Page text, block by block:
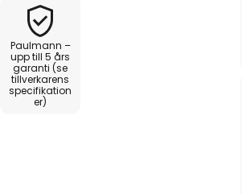
på fasaden.
monteras på en höjd av
Paulmann –
upp till 5 års
garanti (se
tillverkarens
specifikation
er)